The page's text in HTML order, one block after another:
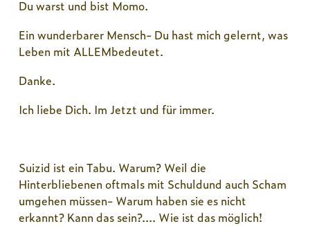
Du warst und bist Momo.
Ein wunderbarer Mensch- Du hast mich gelernt, was
Leben mit ALLEMbedeutet.
Danke.
Ich liebe Dich. Im Jetzt und für immer.
Suizid ist ein Tabu. Warum? Weil die
Hinterbliebenen oftmals mit Schuldund auch Scham
umgehen müssen- Warum haben sie es nicht
erkannt? Kann das sein?.... Wie ist das möglich!